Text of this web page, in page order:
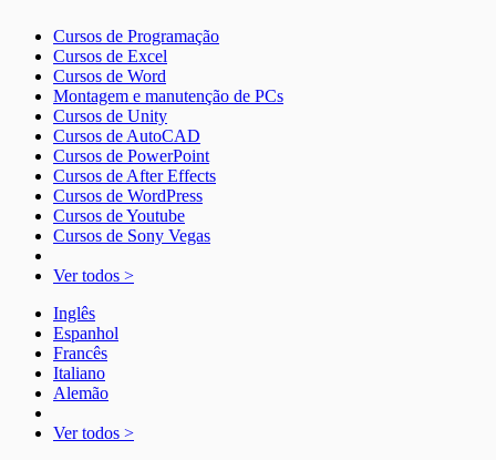
Cursos de Programação
Cursos de Excel
Cursos de Word
Montagem e manutenção de PCs
Cursos de Unity
Cursos de AutoCAD
Cursos de PowerPoint
Cursos de After Effects
Cursos de WordPress
Cursos de Youtube
Cursos de Sony Vegas
Ver todos >
Inglês
Espanhol
Francês
Italiano
Alemão
Ver todos >